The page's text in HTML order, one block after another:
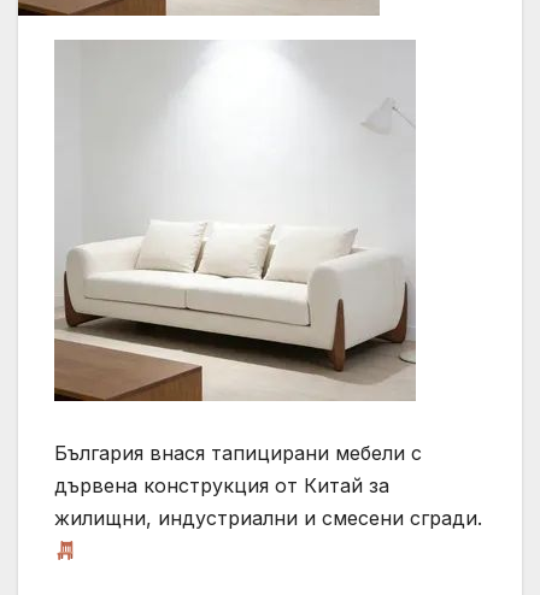
България внася тапицирани мебели с
дървена конструкция от Китай за
жилищни, индустриални и смесени сгради.